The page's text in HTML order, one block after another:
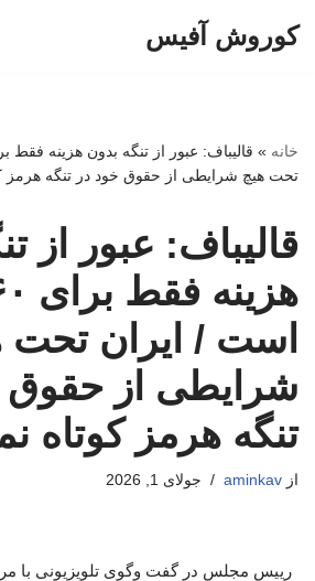
کوروش آفیس
خانه »
تحت هیچ شرایطی از حقوق خود در تنگه هرمز
قالیباف: عبور از
است / ایران تحت
شرایطی از حقوق
تنگه هرمز کوتاه
از aminkav جولای 1, 2026
‏رییس مجلس در گفت وگوی تلویزیونی با